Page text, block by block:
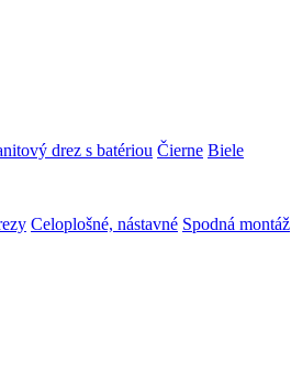
drez s batériou Čierne Biele
Celoplošné, nástavné Spodná montáž